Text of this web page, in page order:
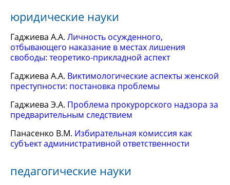
юридические науки
Гаджиева А.А. Личность осужденного,
отбывающего наказание в местах лишения
свободы: теоретико-прикладной аспект
Гаджиева А.А. Виктимологические аспекты женской
преступности: постановка проблемы
Гаджиева Э.А. Проблема прокурорского надзора за
предварительным следствием
Панасенко В.М. Избирательная комиссия как
субъект административной ответственности
педагогические науки